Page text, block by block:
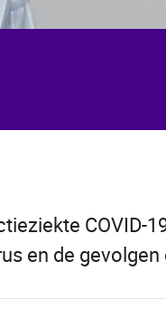
COVID-
en de gevolgen